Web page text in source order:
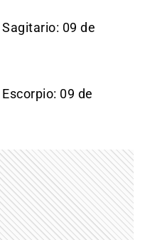
09 de
09 de